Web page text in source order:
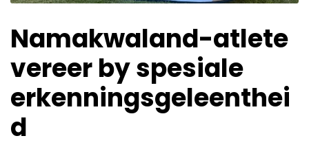
Namakwaland-atlete
vereer by spesiale
erkenningsgeleenthei
d